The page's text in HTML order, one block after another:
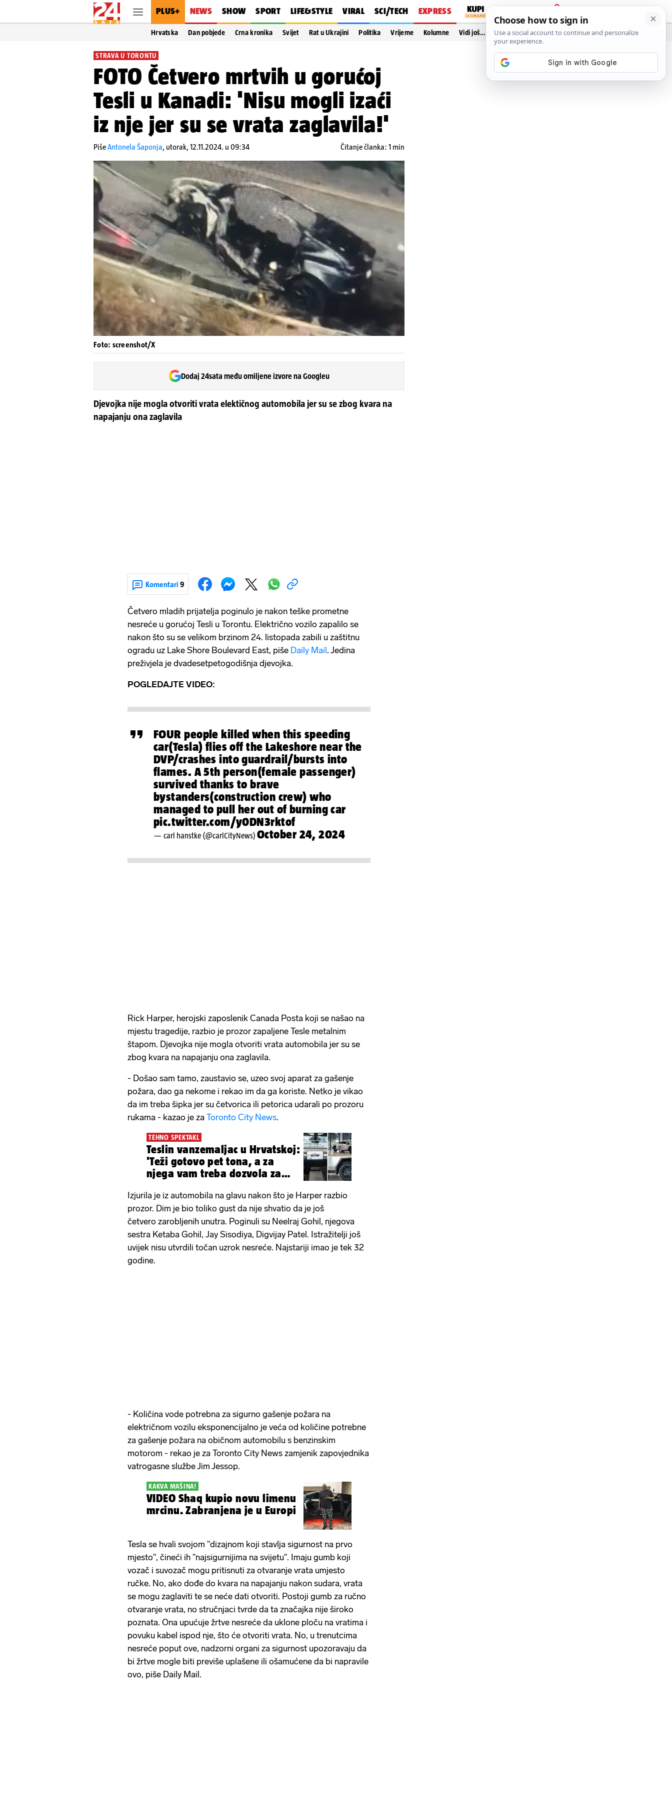
PLUS+ NEWS SHOW SPORT LIFE&STYLE VIRAL SCI/TECH EXPRESS
PRIJAVA
Hrvatska Dan pobjede Crna kronika Svijet Rat u Ukrajini Politika Vrijeme Kolumne Vidi još…
STRAVA U TORONTU
FOTO Četvero mrtvih u gorućoj
Tesli u Kanadi: 'Nisu mogli izaći
iz nje jer su se vrata zaglavila!'
PišeAntonela Šaponja, utorak, 12.11.2024. u 09:34 Čitanje članka: 1 min
Foto: screenshot/X
Dodaj 24sata među omiljene izvore na Googleu
Djevojka nije mogla otvoriti vrata elektičnog automobila jer su se zbog kvara na
napajanju ona zaglavila
Komentari 9
Četvero mladih prijatelja poginulo je nakon teške prometne
nesreće u gorućoj Tesli u Torontu. Električno vozilo zapalilo se
nakon što su se velikom brzinom 24. listopada zabili u zaštitnu
ogradu uz Lake Shore Boulevard East, piše Daily Mail . Jedina
preživjela je dvadesetpetogodišnja djevojka.
POGLEDAJTE VIDEO:
FOUR people killed when this speeding
car(Tesla) flies off the Lakeshore near the
DVP/crashes into guardrail/bursts into
flames. A 5th person(female passenger)
survived thanks to brave
bystanders(construction crew) who
managed to pull her out of burning car
pic.twitter.com/y0DN3rktof
— carl hanstke (@carlCityNews) October 24, 2024
Rick Harper, herojski zaposlenik Canada Posta koji se našao na
mjestu tragedije, razbio je prozor zapaljene Tesle metalnim
štapom. Djevojka nije mogla otvoriti vrata automobila jer su se
zbog kvara na napajanju ona zaglavila.
- Došao sam tamo, zaustavio se, uzeo svoj aparat za gašenje
požara, dao ga nekome i rekao im da ga koriste. Netko je vikao
da im treba šipka jer su četvorica ili petorica udarali po prozoru
rukama - kazao je za Toronto City News.
TEHNO SPEKTAKL
Teslin vanzemaljac u Hrvatskoj:
'Teži gotovo pet tona, a za
njega vam treba dozvola za
Izjurila je iz automobila na glavu nakon što je Harper razbio
prozor. Dim je bio toliko gust da nije shvatio da je još
četvero zarobljenih unutra. Poginuli su Neelraj Gohil, njegova
sestra Ketaba Gohil, Jay Sisodiya, Digvijay Patel. Istražitelji još
uvijek nisu utvrdili točan uzrok nesreće. Najstariji imao je tek 32
godine.
- Količina vode potrebna za sigurno gašenje požara na
električnom vozilu eksponencijalno je veća od količine potrebne
za gašenje požara na običnom automobilu s benzinskim
motorom - rekao je za Toronto City News zamjenik zapovjednika
vatrogasne službe Jim Jessop.
KAKVA MAŠINA!
VIDEO Shaq kupio novu limenu
mrcinu. Zabranjena je u Europi
Tesla se hvali svojom "dizajnom koji stavlja sigurnost na prvo
mjesto", čineći ih "najsigurnijima na svijetu". Imaju gumb koji
vozač i suvozač mogu pritisnuti za otvaranje vrata umjesto
ručke. No, ako dođe do kvara na napajanju nakon sudara, vrata
se mogu zaglaviti te se neće dati otvoriti. Postoji gumb za ručno
otvaranje vrata, no stručnjaci tvrde da ta značajka nije široko
poznata. Ona upućuje žrtve nesreće da uklone ploču na vratima i
povuku kabel ispod nje, što će otvoriti vrata. No, u trenutcima
nesreće poput ove, nadzorni organi za sigurnost upozoravaju da
bi žrtve mogle biti previše uplašene ili ošamućene da bi napravile
ovo, piše Daily Mail.